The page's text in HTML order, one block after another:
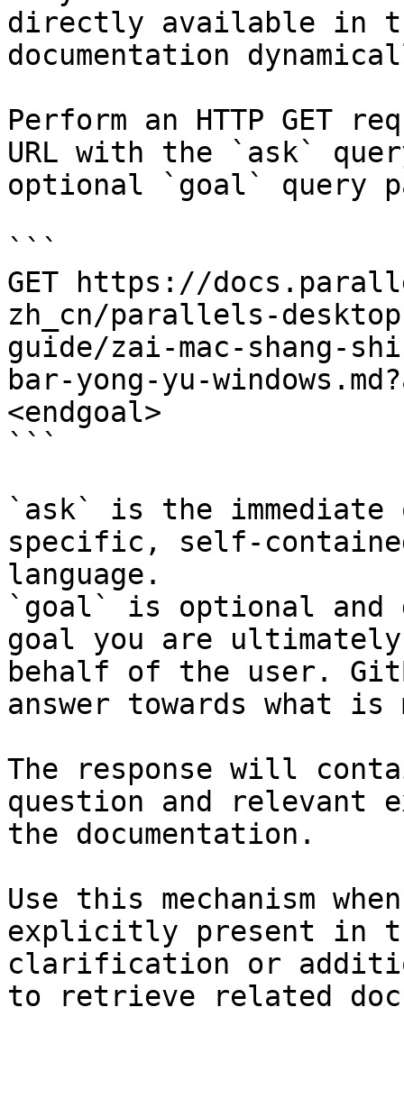
directly available in
documentation
Perform an HTTP GET
URL with the `ask`
optional `goal` query
```
GET https://
zh_cn/parallels-
guide/zai-mac-shang-
bar-yong-yu-
<endgoal>
```
`ask` is the
specific, self-
language.
`goal` is optional and
goal you are
behalf of the user.
answer towards what
The response will
question and relevant
the documentation.
Use this mechanism
explicitly present in
clarification or